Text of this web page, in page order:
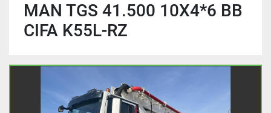
MAN TGS 41.500 10X4*6 BB
CIFA K55L-RZ